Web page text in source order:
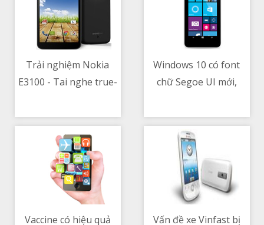
Trải nghiệm Nokia
E3100 - Tai nghe true-
màu sắc, bass nhiều,
nghe tạp ổn
Windows 10 có font
chữ Segoe UI mới,
mới từ...Windows 95
Vaccine có hiệu quả Vấn đề xe Vinfast bị